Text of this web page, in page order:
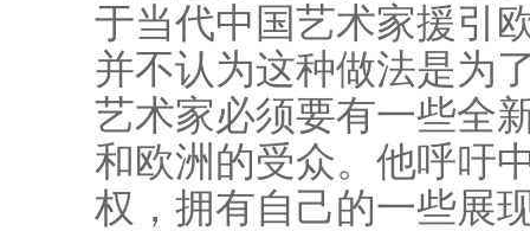
于当代中国艺术家援引
并不认为这种做法是为
艺术家必须要有一些全
和欧洲的受众。他呼吁
权，拥有自己的一些展